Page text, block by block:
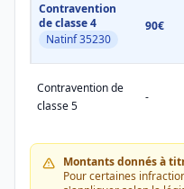
Contravention
de classe 4
Natinf 35230
90€
Contravention de
classe 5
-
Montants donnés à
Pour certaines